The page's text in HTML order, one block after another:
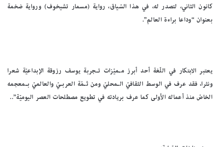
كانون الثاني، لتصدر له، في هذا السّياق، رواية (مسمار تشيخوف) ورواية ضخمة
بعنوان “وداعا براءة العالم”.
يعتبر الابتكار في اللّغة أحد أبرز مـميّزات تـجربة يوسف رزوقة الإبداعيّة شعرا
ونثرا، فقد عرف في الوسط الثقافيّ الـمحليّ ومن ثـمّة العربـيّ والعالميّ بـمعجمه
الخاصّ منذ أعماله الأولى كما عرف بريادته في تطويع مصطلحات العصر اليوميّة”..